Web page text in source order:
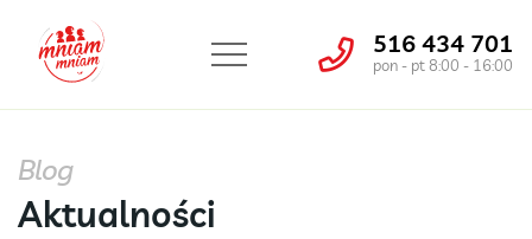
516 434 701
pon - pt 8:00 - 16:00
Blog
Aktualności